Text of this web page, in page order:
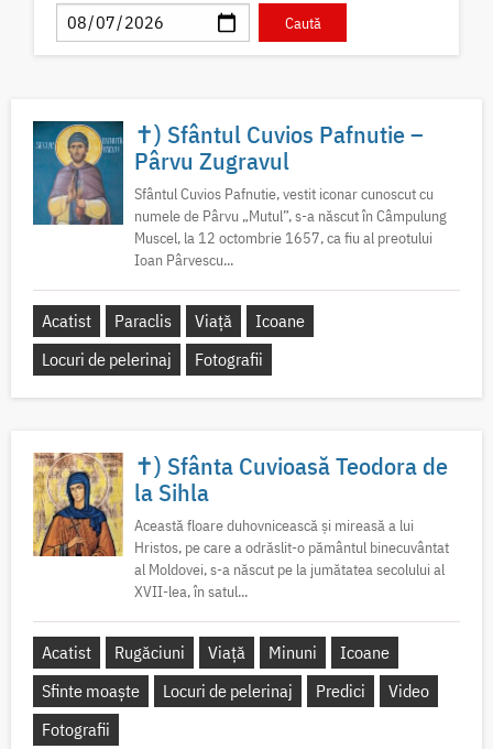
✝) Sfântul Cuvios Pafnutie –
Pârvu Zugravul
Sfântul Cuvios Pafnutie, vestit iconar cunoscut cu
numele de Pârvu „Mutul”, s-a născut în Câmpulung
Muscel, la 12 octombrie 1657, ca fiu al preotului
Ioan Pârvescu...
Acatist Paraclis Viață
Icoane
Locuri de pelerinaj
Fotografii
✝) Sfânta Cuvioasă Teodora de
la Sihla
Această floare duhovnicească și mireasă a lui
Hristos, pe care a odrăslit-o pământul binecuvântat
al Moldovei, s-a născut pe la jumătatea secolului al
XVII-lea, în satul...
Acatist Rugăciuni Viață Minuni
Icoane
Sfinte moaște
Locuri de pelerinaj Predici
Video
Fotografii